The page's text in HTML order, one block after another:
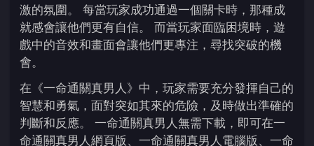
激的氛圍。 每當玩家成功通過一個關卡時，那種成
就感會讓他們更有自信。 而當玩家面臨困境時，遊
戲中的音效和畫面會讓他們更專注，尋找突破的機
會。
在《一命通關真男人》中，玩家需要充分發揮自己的
智慧和勇氣，面對突如其來的危險，及時做出準確的
判斷和反應。 一命通關真男人無需下載，即可在一
命通關真男人網頁版、一命通關真男人電腦版、一命